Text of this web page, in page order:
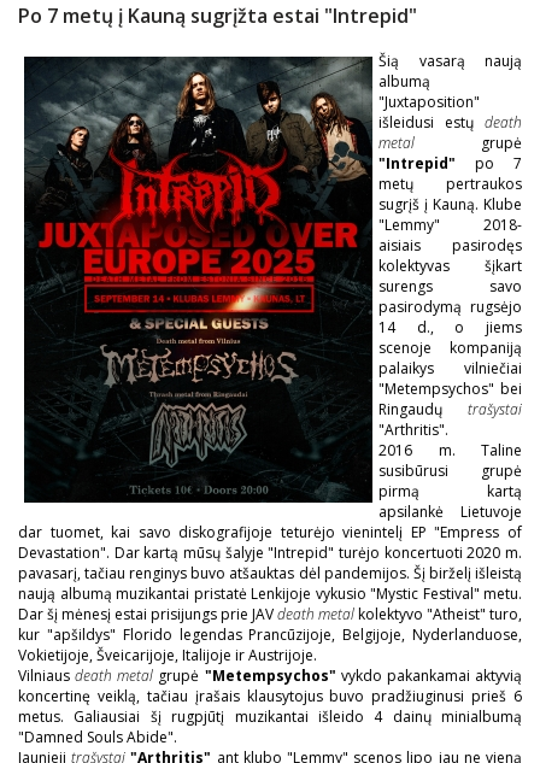
Po 7 metų į Kauną sugrįžta estai "Intrepid"
Šią vasarą naują
albumą
"Juxtaposition"
išleidusi estų death
metal grupė
"Intrepid" po 7
metų pertraukos
sugrįš į Kauną. Klube
"Lemmy" 2018-
aisiais pasirodęs
kolektyvas šįkart
surengs savo
pasirodymą rugsėjo
14 d., o jiems
scenoje kompaniją
palaikys vilniečiai
"Metempsychos" bei
Ringaudų trašystai
"Arthritis".
2016 m. Taline
susibūrusi grupė
pirmą kartą
apsilankė Lietuvoje
dar tuomet, kai savo diskografijoje teturėjo vienintelį EP "Empress of
Devastation". Dar kartą mūsų šalyje "Intrepid" turėjo koncertuoti 2020 m.
pavasarį, tačiau renginys buvo atšauktas dėl pandemijos. Šį birželį išleistą
naują albumą muzikantai pristatė Lenkijoje vykusio "Mystic Festival" metu.
Dar šį mėnesį estai prisijungs prie JAVdeath metalkolektyvo "Atheist" turo,
kur "apšildys" Florido legendas Prancūzijoje, Belgijoje, Nyderlanduose,
Vokietijoje, Šveicarijoje, Italijoje ir Austrijoje.
Vilniausdeath metal grupė "Metempsychos" vykdo pakankamai aktyvią
koncertinę veiklą, tačiau įrašais klausytojus buvo pradžiuginusi prieš 6
metus. Galiausiai šį rugpjūtį muzikantai išleido 4 dainų minialbumą
"Damned Souls Abide".
Jauniejitrašystai"Arthritis" ant klubo "Lemmy" scenos lipo jau ne vieną